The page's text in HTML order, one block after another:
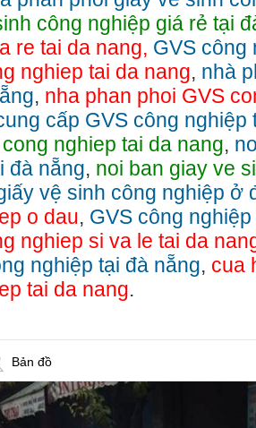
công nghiệp giá rẻ tại
re tai da nang, GVS công
nghiep tai da nang, nhà
, nha phan phoi GVS
cấp GVS công nghiệp
nghiep tai da nang,
đà nẵng, noi ban giay ve
vệ sinh công nghiệp ở
o dau, GVS công
nghiep si va le tai da
nghiệp tại đà nẵng, cua
tai da nang.
Bản đồ